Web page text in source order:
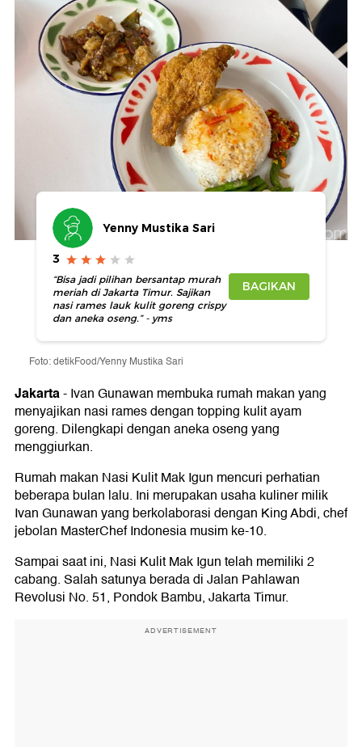
Yenny Mustika Sari
3
“Bisa jadi pilihan bersantap murah
meriah di Jakarta Timur. Sajikan
nasi rames lauk kulit goreng crispy
dan aneka oseng.” - yms
BAGIKAN
Foto: detikFood/Yenny Mustika Sari
Jakarta-Ivan Gunawan membuka rumah makan yang
menyajikan nasi rames dengan topping kulit ayam
goreng. Dilengkapi dengan aneka oseng yang
menggiurkan.
Rumah makan Nasi Kulit Mak Igun mencuri perhatian
beberapa bulan lalu. Ini merupakan usaha kuliner milik
Ivan Gunawan yang berkolaborasi dengan King Abdi, chef
jebolan MasterChef Indonesia musim ke-10.
Sampai saat ini, Nasi Kulit Mak Igun telah memiliki 2
cabang. Salah satunya berada di Jalan Pahlawan
Revolusi No. 51, Pondok Bambu, Jakarta Timur.
ADVERTISEMENT